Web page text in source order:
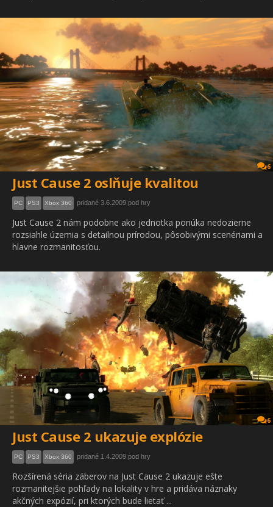
6
Just Cause 2 oslňuje kvalitou
PC PS3 Xbox 360 pridané 3.6.2009 pod hry
Just Cause 2 nám podobne ako jednotka ponúka nedozierne
rozsiahle územia s detailnou prírodou, pôsobivými scenériami a
hlavne rozmanitosťou.
6
Just Cause 2 ukazuje explózie
PC PS3 Xbox 360 pridané 1.4.2009 pod hry
Rozšírená séria záberov na Just Cause 2 ukazuje ešte
rozmanitejšie pohľady na lokality v hre a pridáva náznaky
akčných expózií, pri ktorých bude lietať ...